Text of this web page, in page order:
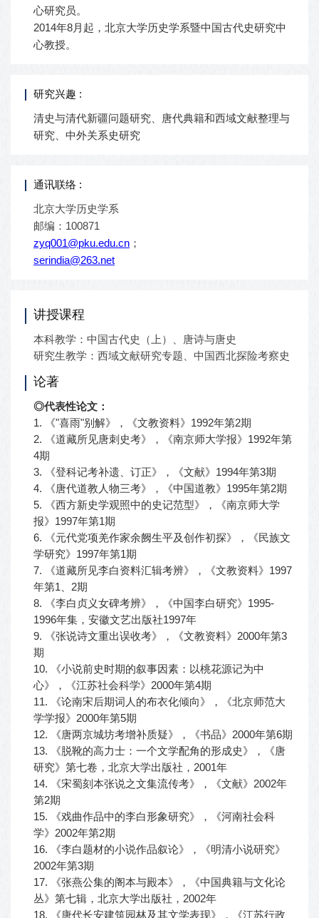
心研究员。
2014年8月起，北京大学历史学系暨中国古代史研究中
心教授。
研究兴趣 :
清史与清代新疆问题研究、唐代典籍和西域文献整理与
研究、中外关系史研究
通讯联络 :
北京大学历史学系
邮编：100871
zyq001@pku.edu.cn ；
serindia@263.net
讲授课程
本科教学：中国古代史（上）、唐诗与唐史
研究生教学：西域文献研究专题、中国西北探险考察史
论著
◎代表性论文：
1. 《"喜雨"别解》，《文教资料》1992年第2期
2. 《道藏所见唐刺史考》，《南京师大学报》1992年第
4期
3. 《登科记考补遗、订正》，《文献》1994年第3期
4. 《唐代道教人物三考》，《中国道教》1995年第2期
5. 《西方新史学观照中的史记范型》，《南京师大学
报》1997年第1期
6. 《元代党项羌作家余阙生平及创作初探》，《民族文
学研究》1997年第1期
7. 《道藏所见李白资料汇辑考辨》，《文教资料》1997
年第1、2期
8. 《李白贞义女碑考辨》，《中国李白研究》1995-
1996年集，安徽文艺出版社1997年
9. 《张说诗文重出误收考》，《文教资料》2000年第3
期
10. 《小说前史时期的叙事因素：以桃花源记为中
心》，《江苏社会科学》2000年第4期
11. 《论南宋后期词人的布衣化倾向》，《北京师范大
学学报》2000年第5期
12. 《唐两京城坊考增补质疑》，《书品》2000年第6期
13. 《脱靴的高力士：一个文学配角的形成史》，《唐
研究》第七卷，北京大学出版社，2001年
14. 《宋蜀刻本张说之文集流传考》，《文献》2002年
第2期
15. 《戏曲作品中的李白形象研究》，《河南社会科
学》2002年第2期
16. 《李白题材的小说作品叙论》，《明清小说研究》
2002年第3期
17. 《张燕公集的阁本与殿本》，《中国典籍与文化论
丛》第七辑，北京大学出版社，2002年
18. 《唐代长安建筑园林及其文学表现》，《江苏行政